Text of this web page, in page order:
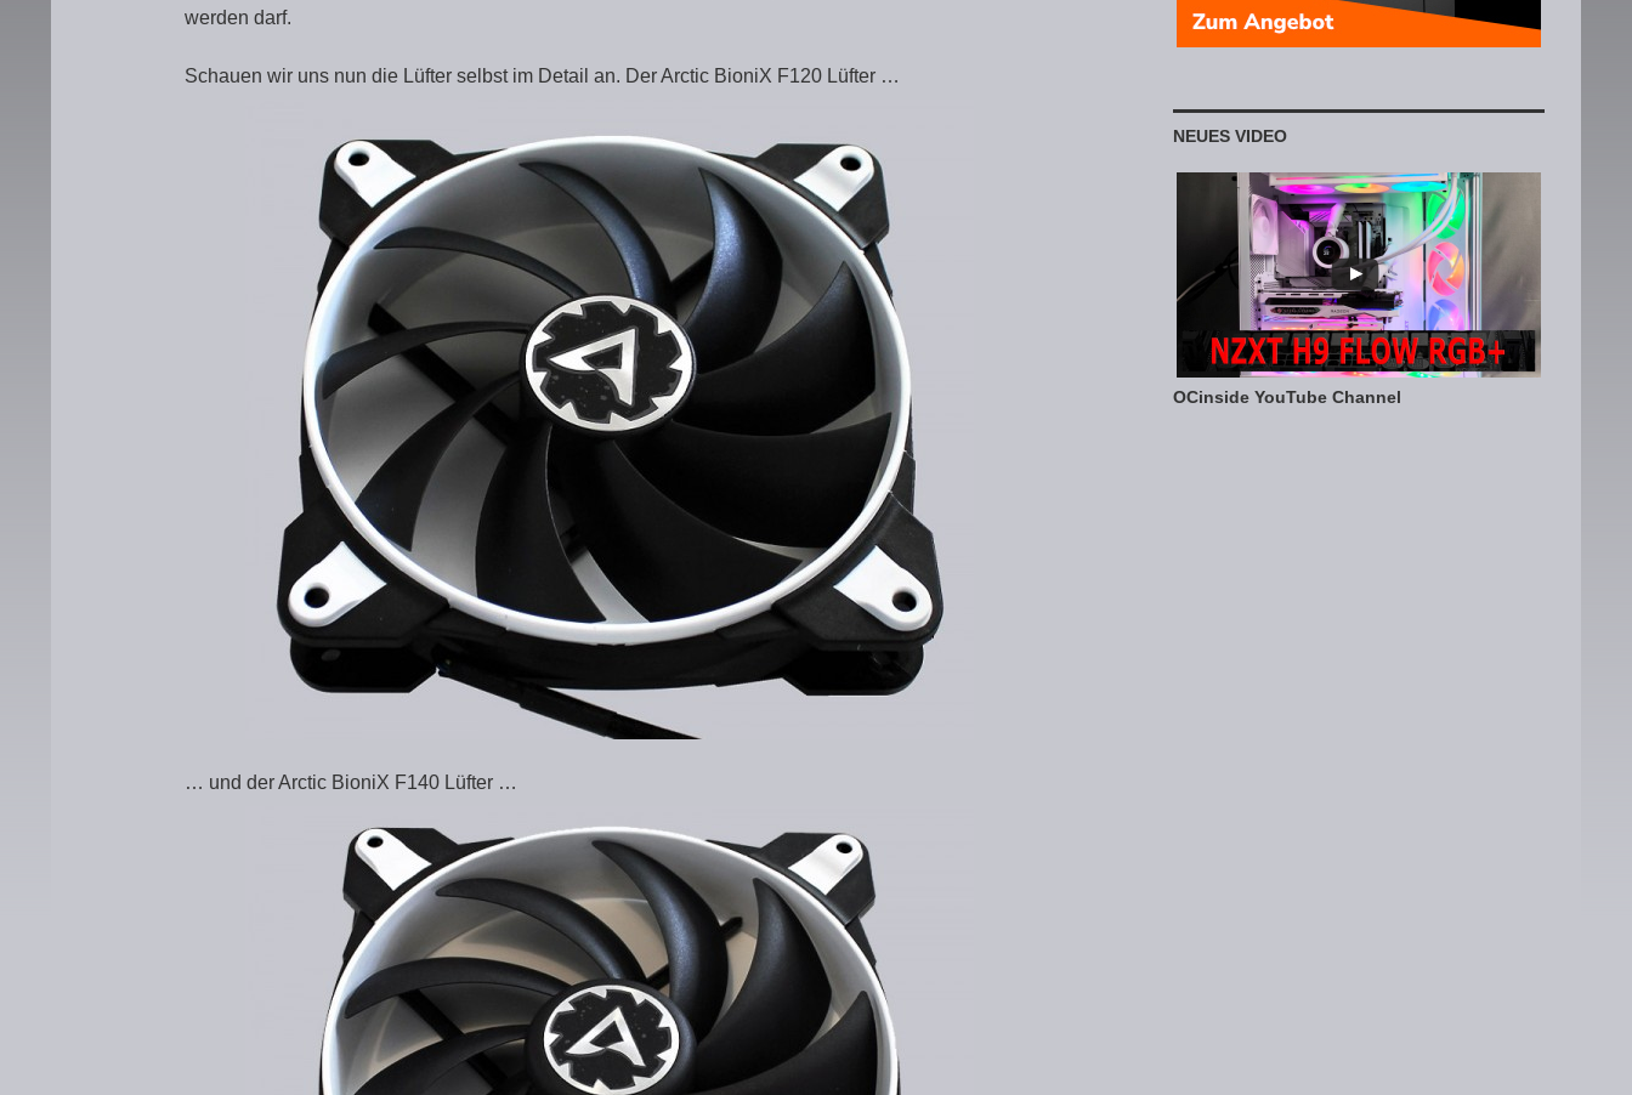
werden darf.
Schauen wir uns nun die Lüfter selbst im Detail an. Der Arctic BioniX F120 Lüfter …
… und der Arctic BioniX F140 Lüfter …
NEUES VIDEO
OCinside YouTube Channel